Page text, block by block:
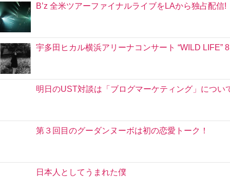
B’z 全米ツアーファイナルライブをLAから独占配信!
宇多田ヒカル横浜アリーナコンサート “WILD LIFE”
明日のUST対談は「ブログマーケティング」につい
第３回目のグーダンヌーボは初の恋愛トーク！
日本人としてうまれた僕